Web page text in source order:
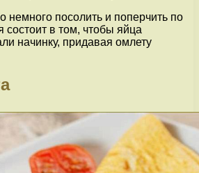
немного посолить и поперчить по
состоит в том, чтобы яйца
начинку, придавая омлету